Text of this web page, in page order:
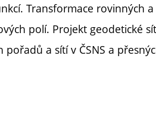
Transformace rovinných
polí. Projekt geodetické
a sítí v ČSNS a